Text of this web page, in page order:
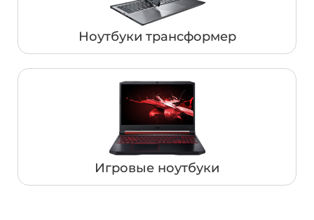
Ноутбуки трансформер
Игровые ноутбуки